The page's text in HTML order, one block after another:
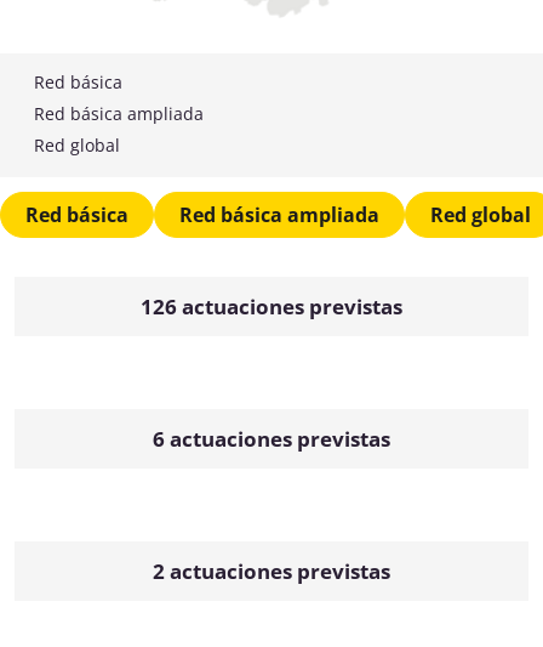
Red básica
Red básica ampliada
Red global
Red básica Red básica ampliada Red global
126 actuaciones previstas
6 actuaciones previstas
2 actuaciones previstas